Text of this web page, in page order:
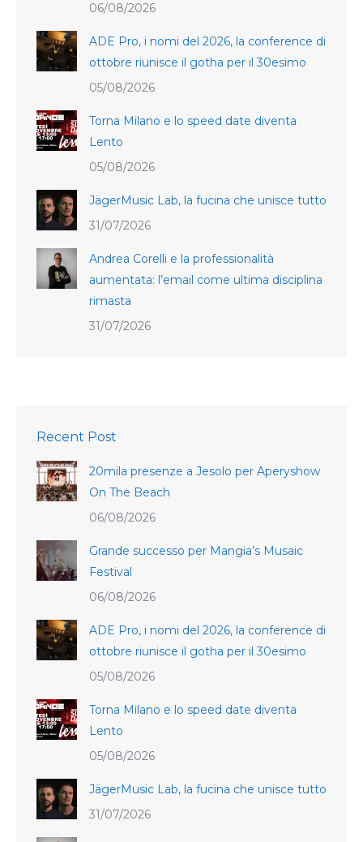
06/08/2026
ADE Pro, i nomi del 2026, la conference di
ottobre riunisce il gotha per il 30esimo
05/08/2026
Torna Milano e lo speed date diventa
Lento
05/08/2026
JägerMusic Lab, la fucina che unisce tutto
31/07/2026
Andrea Corelli e la professionalità
aumentata: l’email come ultima disciplina
rimasta
31/07/2026
Recent Post
20mila presenze a Jesolo per Aperyshow
On The Beach
06/08/2026
Grande successo per Mangia’s Musaic
Festival
06/08/2026
ADE Pro, i nomi del 2026, la conference di
ottobre riunisce il gotha per il 30esimo
05/08/2026
Torna Milano e lo speed date diventa
Lento
05/08/2026
JägerMusic Lab, la fucina che unisce tutto
31/07/2026